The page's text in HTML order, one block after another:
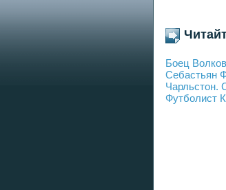
Боец
Себастьян
Чарльстон.
Футболист